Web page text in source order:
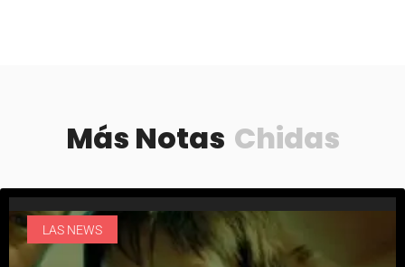
Más Notas Chidas
LAS NEWS